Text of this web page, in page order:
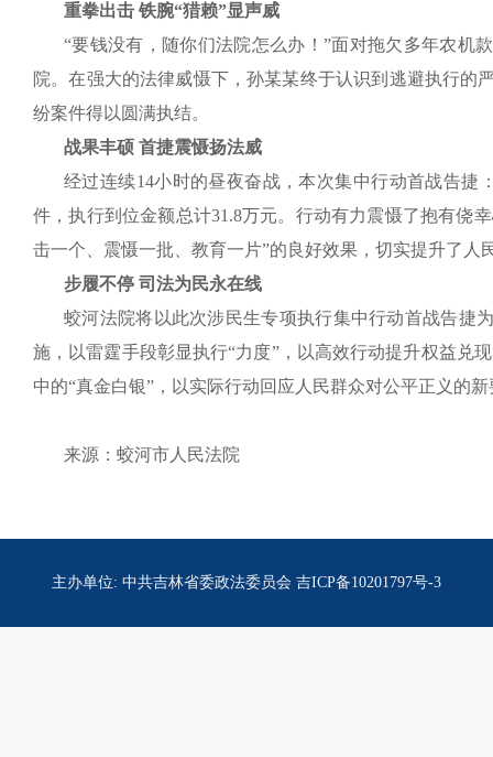
重拳出击 铁腕“猎赖”显声威
“要钱没有，随你们法院怎么办！”面对拖欠多年农机
院。在强大的法律威慑下，孙某某终于认识到逃避执行的
纷案件得以圆满执结。
战果丰硕 首捷震慑扬法威
经过连续14小时的昼夜奋战，本次集中行动首战告捷
件，执行到位金额总计31.8万元。行动有力震慑了抱有侥
击一个、震慑一批、教育一片”的良好效果，切实提升了人
步履不停 司法为民永在线
蛟河法院将以此次涉民生专项执行集中行动首战告捷
施，以雷霆手段彰显执行“力度”，以高效行动提升权益兑
中的“真金白银”，以实际行动回应人民群众对公平正义的
来源：蛟河市人民法院
主办单位: 中共吉林省委政法委员会 吉ICP备10201797号-3